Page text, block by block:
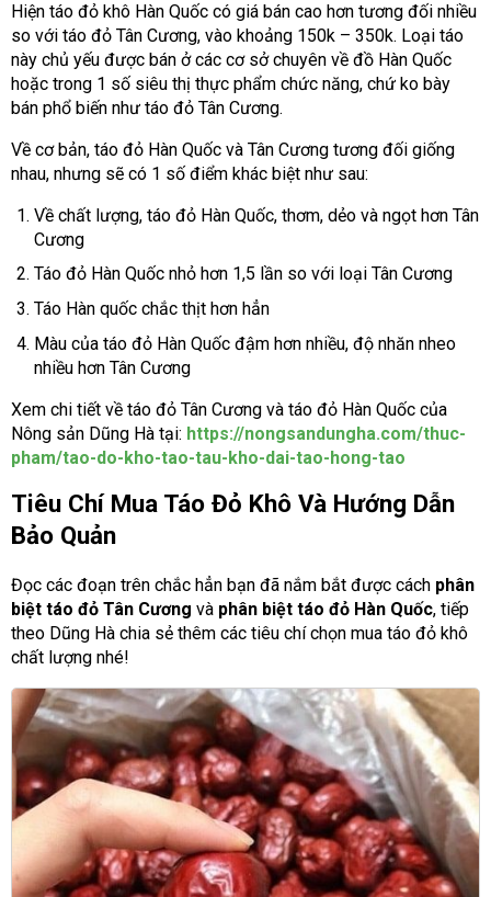
Hiện táo đỏ khô Hàn Quốc có giá bán cao hơn tương đối nhiều
so với táo đỏ Tân Cương, vào khoảng 150k – 350k. Loại táo
này chủ yếu được bán ở các cơ sở chuyên về đồ Hàn Quốc
hoặc trong 1 số siêu thị thực phẩm chức năng, chứ ko bày
bán phổ biến như táo đỏ Tân Cương.
Về cơ bản, táo đỏ Hàn Quốc và Tân Cương tương đối giống
nhau, nhưng sẽ có 1 số điểm khác biệt như sau:
Về chất lượng, táo đỏ Hàn Quốc, thơm, dẻo và ngọt hơn Tân
Cương
Táo đỏ Hàn Quốc nhỏ hơn 1,5 lần so với loại Tân Cương
Táo Hàn quốc chắc thịt hơn hẳn
Màu của táo đỏ Hàn Quốc đậm hơn nhiều, độ nhăn nheo
nhiều hơn Tân Cương
Xem chi tiết về táo đỏ Tân Cương và táo đỏ Hàn Quốc của
Nông sản Dũng Hà tại: https://nongsandungha.com/thuc-
pham/tao-do-kho-tao-tau-kho-dai-tao-hong-tao
Tiêu Chí Mua Táo Đỏ Khô Và Hướng Dẫn
Bảo Quản
Đọc các đoạn trên chắc hẳn bạn đã nắm bắt được cách phân
biệt táo đỏ Tân Cương và phân biệt táo đỏ Hàn Quốc, tiếp
theo Dũng Hà chia sẻ thêm các tiêu chí chọn mua táo đỏ khô
chất lượng nhé!